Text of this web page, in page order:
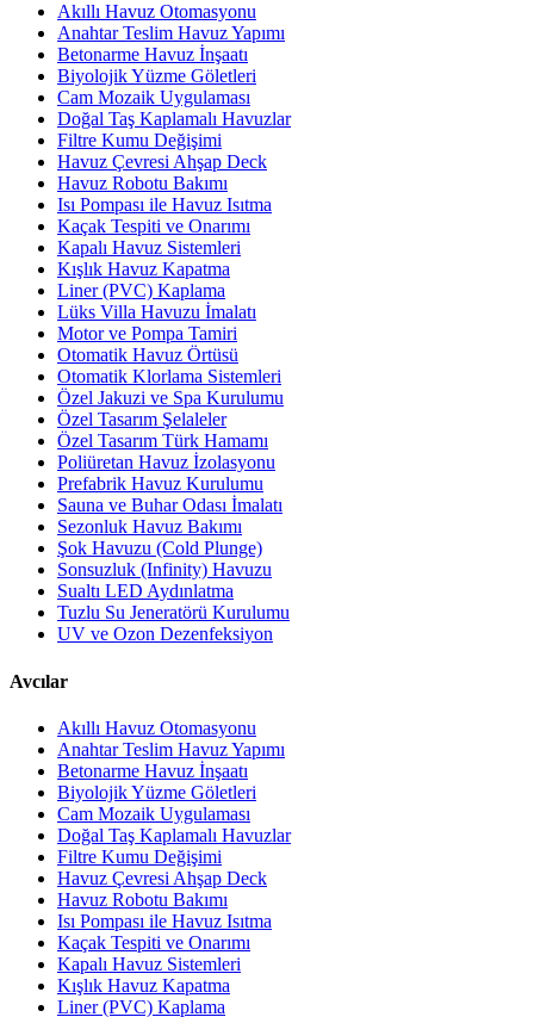
Akıllı Havuz Otomasyonu
Anahtar Teslim Havuz Yapımı
Betonarme Havuz İnşaatı
Biyolojik Yüzme Göletleri
Cam Mozaik Uygulaması
Doğal Taş Kaplamalı Havuzlar
Filtre Kumu Değişimi
Havuz Çevresi Ahşap Deck
Havuz Robotu Bakımı
Isı Pompası ile Havuz Isıtma
Kaçak Tespiti ve Onarımı
Kapalı Havuz Sistemleri
Kışlık Havuz Kapatma
Liner (PVC) Kaplama
Lüks Villa Havuzu İmalatı
Motor ve Pompa Tamiri
Otomatik Havuz Örtüsü
Otomatik Klorlama Sistemleri
Özel Jakuzi ve Spa Kurulumu
Özel Tasarım Şelaleler
Özel Tasarım Türk Hamamı
Poliüretan Havuz İzolasyonu
Prefabrik Havuz Kurulumu
Sauna ve Buhar Odası İmalatı
Sezonluk Havuz Bakımı
Şok Havuzu (Cold Plunge)
Sonsuzluk (Infinity) Havuzu
Sualtı LED Aydınlatma
Tuzlu Su Jeneratörü Kurulumu
UV ve Ozon Dezenfeksiyon
Avcılar
Akıllı Havuz Otomasyonu
Anahtar Teslim Havuz Yapımı
Betonarme Havuz İnşaatı
Biyolojik Yüzme Göletleri
Cam Mozaik Uygulaması
Doğal Taş Kaplamalı Havuzlar
Filtre Kumu Değişimi
Havuz Çevresi Ahşap Deck
Havuz Robotu Bakımı
Isı Pompası ile Havuz Isıtma
Kaçak Tespiti ve Onarımı
Kapalı Havuz Sistemleri
Kışlık Havuz Kapatma
Liner (PVC) Kaplama